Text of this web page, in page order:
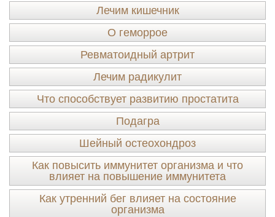
Лечим кишечник
О геморрое
Ревматоидный артрит
Лечим радикулит
Что способствует развитию простатита
Подагра
Шейный остеохондроз
Как повысить иммунитет организма и что
влияет на повышение иммунитета
Как утренний бег влияет на состояние
организма